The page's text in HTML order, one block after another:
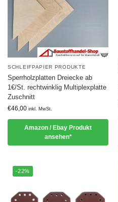
SCHLEIFPAPIER PRODUKTE
Sperrholzplatten Dreiecke ab
1€/St. rechtwinklig Multiplexplatte
Zuschnitt
€46,00 inkl. MwSt.
Amazon / Ebay Produkt
ansehen*
-22%